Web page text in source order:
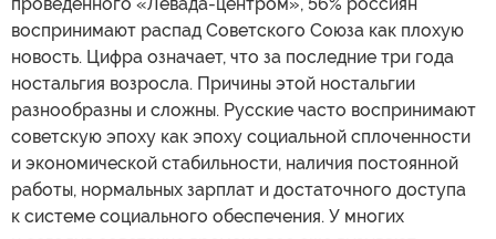
воспринимают распад Советского Союза как плохую
новость. Цифра означает, что за последние три года
ностальгия возросла. Причины этой ностальгии
разнообразны и сложны. Русские часто воспринимают
советскую эпоху как эпоху социальной сплоченности
и экономической стабильности, наличия постоянной
работы, нормальных зарплат и достаточного доступа
к системе социального обеспечения. У многих